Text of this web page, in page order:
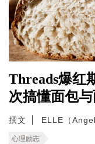
Threads爆红
次搞懂面包
撰文 ELLE（
心理励志